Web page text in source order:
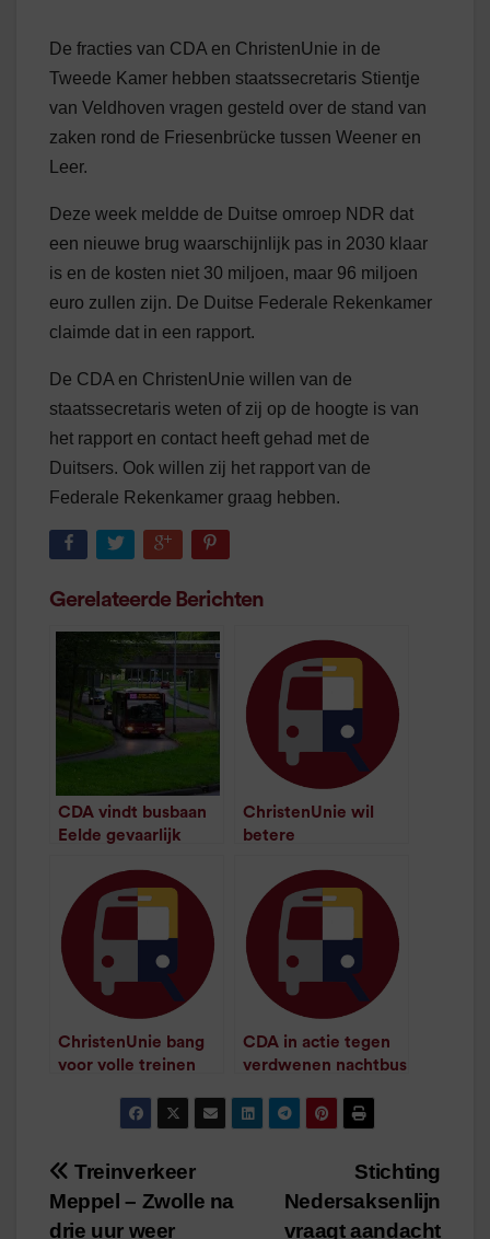
De fracties van CDA en ChristenUnie in de
Tweede Kamer hebben staatssecretaris Stientje
van Veldhoven vragen gesteld over de stand van
zaken rond de Friesenbrücke tussen Weener en
Leer.
Deze week meldde de Duitse omroep NDR dat
een nieuwe brug waarschijnlijk pas in 2030 klaar
is en de kosten niet 30 miljoen, maar 96 miljoen
euro zullen zijn. De Duitse Federale Rekenkamer
claimde dat in een rapport.
De CDA en ChristenUnie willen van de
staatssecretaris weten of zij op de hoogte is van
het rapport en contact heeft gehad met de
Duitsers. Ook willen zij het rapport van de
Federale Rekenkamer graag hebben.
Gerelateerde Berichten
CDA vindt busbaan
Eelde gevaarlijk
ChristenUnie wil
betere
AZC’s
/ minuut leestijd
ChristenUnie bang
voor volle treinen
CDA in actie tegen
verdwenen nachtbus
Bericht
navigatie
Stichting
Nedersaksenlijn
vraagt aandacht
Treinverkeer
Meppel – Zwolle na
drie uur weer